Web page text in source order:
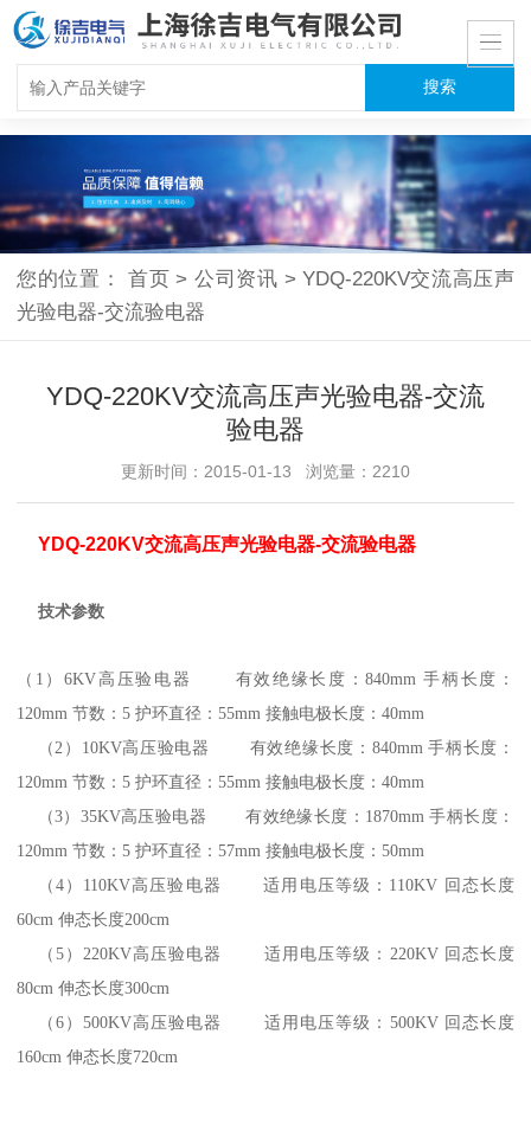
您的位置： 首页 > 公司资讯 > YDQ-220KV交流高压声
光验电器-交流验电器
YDQ-220KV交流高压声光验电器-交流
验电器
更新时间：2015-01-13 浏览量：2210
YDQ-220KV交流高压声光验电器-交流验电器
技术参数
（1 ）6KV高压验电器 有效绝缘长度：840mm手柄长度：
120mm 节数： 5 护环直径： 55mm 接触电极长度： 40mm
（2 ） 10KV高压验电器 有效绝缘长度： 840mm手柄长度：
120mm 节数： 5 护环直径： 55mm 接触电极长度： 40mm
（3） 35KV高压验电器 有效绝缘长度： 1870mm手柄长度：
120mm 节数： 5 护环直径： 57mm 接触电极长度： 50mm
（4） 110KV高压验电器 适用电压等级： 110KV 回态长度
60cm 伸态长度200cm
（5） 220KV高压验电器 适用电压等级： 220KV 回态长度
80cm 伸态长度300cm
（6） 500KV高压验电器 适用电压等级： 500KV 回态长度
160cm 伸态长度720cm